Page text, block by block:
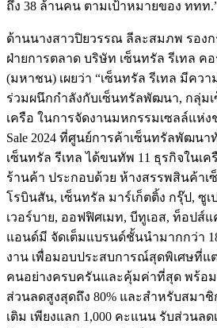
ถึง 38 ล้านคน ตามเป้าหมายของ ททท
ด้านนางสาวปิยวรรณ ลีละสมภพ รอง
ฝ่ายการตลาด บริษัท เซ็นทรัล รีเทล ค
(มหาชน) เผยว่า “เซ็นทรัล รีเทล มีคว
ร่วมผนึกกำลังกับเซ็นทรัลพัฒนา, กลุ่ม
เครือ ในการจัดงานมหกรรมเซลล์แห่งช
Sale 2024 ที่ศูนย์การค้าเซ็นทรัลพัฒนา
เซ็นทรัล รีเทล ได้ขนทัพ 11 ธุรกิจในเ
ร้านค้า ประกอบด้วย ห้างสรรพสินค้า
โรบินสัน, เซ็นทรัล มาร์เก็ตติ้ง กรุ๊ป, ซูเ
เวอร์บาย, ออฟฟิศเมท, บีทูเอส, ท็อปส์
แอนด์มี จัดเต็มแบรนด์ชั้นนำมากกว่า
งาน เพื่อมอบประสบการณ์สุดพิเศษที่
คนอย่างครบครันและคุ้มค่าที่สุด พร้อม
ส่วนลดสูงสุดถึง 80% และสำหรับสมาชิ
เติม เพียงแลก 1,000 คะแนน รับส่วนลด